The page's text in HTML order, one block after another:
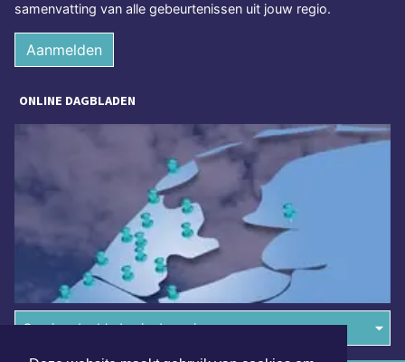
samenvatting van alle gebeurtenissen uit jouw regio.
Aanmelden
ONLINE DAGBLADEN
Overige dagbladen in de regio